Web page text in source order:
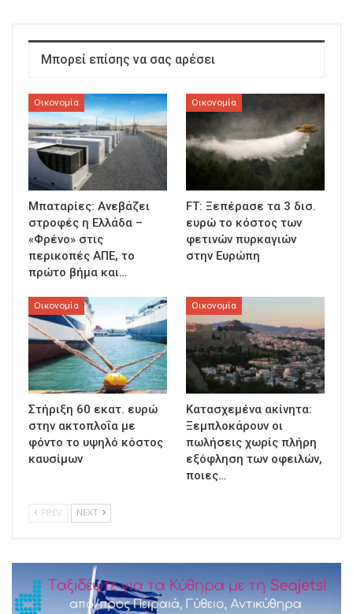
Μπορεί επίσης να σας αρέσει
Οικονομία
Μπαταρίες: Ανεβάζει
στροφές η Ελλάδα –
«Φρένο» στις
περικοπές ΑΠΕ, το
πρώτο βήμα και…
Οικονομία
FT: Ξεπέρασε τα 3 δισ.
ευρώ το κόστος των
φετινών πυρκαγιών
στην Ευρώπη
Οικονομία
Στήριξη 60 εκατ. ευρώ
στην ακτοπλοΐα με
φόντο το υψηλό κόστος
καυσίμων
Οικονομία
Κατασχεμένα ακίνητα:
Ξεμπλοκάρουν οι
πωλήσεις χωρίς πλήρη
εξόφληση των οφειλών,
ποιες…
PREV NEXT